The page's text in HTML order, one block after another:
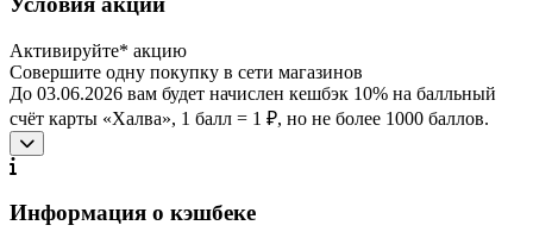
Активируйте* акцию
Совершите одну покупку в сети магазинов
До 03.06.2026 вам будет начислен кешбэк 10% на балльный
счёт карты «Халва», 1 балл = 1 ₽, но не более 1000 баллов.
Информация о кэшбеке